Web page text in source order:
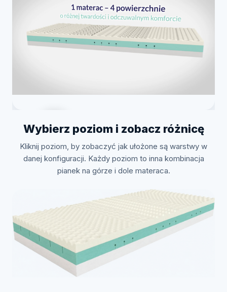
Zobacz jak to zrobić
Wybierz poziom i zobacz różnicę
Kliknij poziom, by zobaczyć jak ułożone są warstwy w
danej konfiguracji. Każdy poziom to inna kombinacja
pianek na górze i dole materaca.